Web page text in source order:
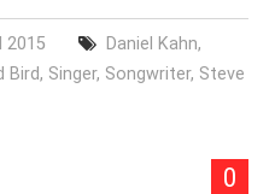
2015 Daniel Kahn,
Bird, Singer, Songwriter, Steve
0